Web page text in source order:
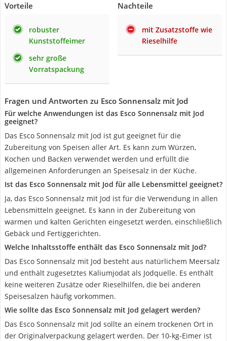
Vorteile
robuster
Kunststoffeimer
sehr große
Vorratspackung
Nachteile
mit Zusatzstoffe wie
Rieselhilfe
Fragen und Antworten zu Esco Sonnensalz mit Jod
Für welche Anwendungen ist das Esco Sonnensalz mit Jod
geeignet?
Das Esco Sonnensalz mit Jod ist gut geeignet für die
Zubereitung von Speisen aller Art. Es kann zum Würzen,
Kochen und Backen verwendet werden und erfüllt die
allgemeinen Anforderungen an Speisesalz in der Küche.
Ist das Esco Sonnensalz mit Jod für alle Lebensmittel geeignet?
Ja, das Esco Sonnensalz mit Jod ist für die Verwendung in allen
Lebensmitteln geeignet. Es kann in der Zubereitung von
warmen und kalten Gerichten eingesetzt werden, einschließlich
Gebäck und Fertiggerichten.
Welche Inhaltsstoffe enthält das Esco Sonnensalz mit Jod?
Das Esco Sonnensalz mit Jod besteht aus natürlichem Meersalz
und enthält zugesetztes Kaliumjodat als Jodquelle. Es enthält
keine weiteren Zusätze oder Rieselhilfen, die bei anderen
Speisesalzen häufig vorkommen.
Wie sollte das Esco Sonnensalz mit Jod gelagert werden?
Das Esco Sonnensalz mit Jod sollte an einem trockenen Ort in
der Originalverpackung gelagert werden. Der 10-kg-Eimer ist